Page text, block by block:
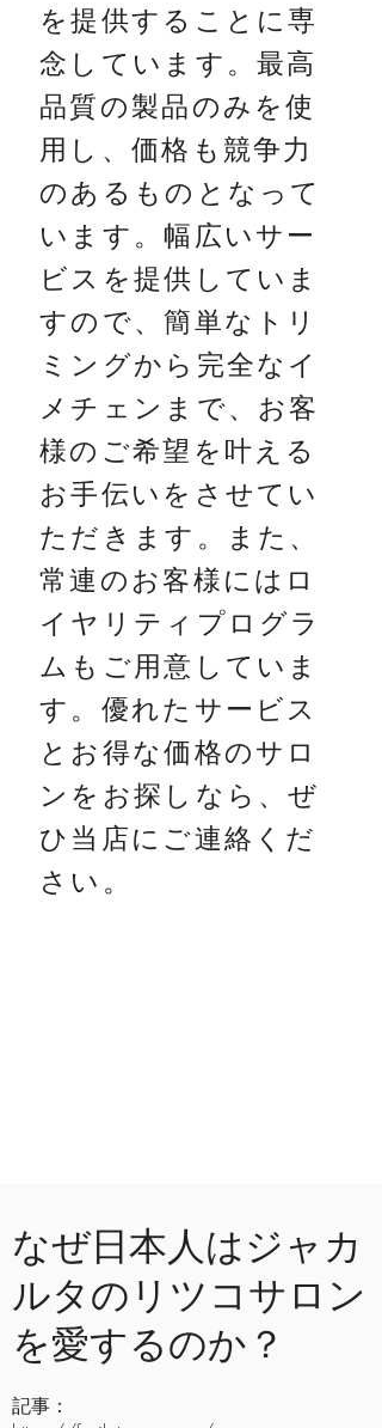
を提供することに専
念しています。最高
品質の製品のみを使
用し、価格も競争力
のあるものとなって
います。幅広いサー
ビスを提供していま
すので、簡単なトリ
ミングから完全なイ
メチェンまで、お客
様のご希望を叶える
お手伝いをさせてい
ただきます。また、
常連のお客様にはロ
イヤリティプログラ
ムもご用意していま
す。優れたサービス
とお得な価格のサロ
ンをお探しなら、ぜ
ひ当店にご連絡くだ
さい。
なぜ日本人はジャカ
ルタのリツコサロン
を愛するのか？
記事：